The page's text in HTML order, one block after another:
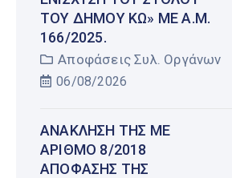
ΤΟΥ ΔΉΜΟΥ ΚΩ» ΜΕ Α.Μ.
166/2025.
Αποφάσεις Συλ. Οργάνων
06/08/2026
ΑΝΆΚΛΗΣΗ ΤΗΣ ΜΕ
ΑΡΙΘΜΌ 8/2018
ΑΠΌΦΑΣΗΣ ΤΗΣ